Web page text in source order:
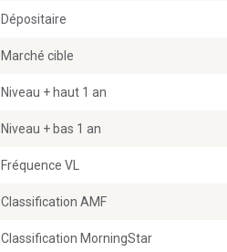
Dépositaire
Marché cible
Niveau + haut 1 an
Niveau + bas 1 an
Fréquence VL
Classification AMF
Classification MorningStar